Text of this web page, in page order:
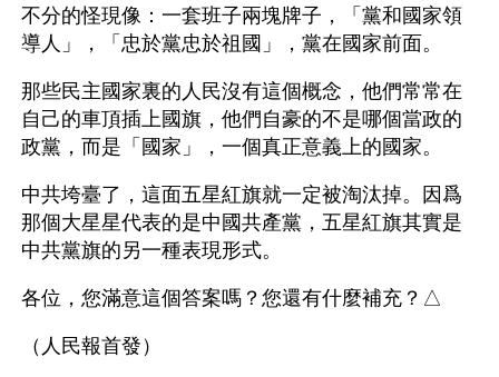
不分的怪現像：一套班子兩塊牌子，「黨和國家領
導人」，「忠於黨忠於祖國」，黨在國家前面。
那些民主國家裏的人民沒有這個概念，他們常常在
自己的車頂插上國旗，他們自豪的不是哪個當政的
政黨，而是「國家」，一個真正意義上的國家。
中共垮臺了，這面五星紅旗就一定被淘汰掉。因爲
那個大星星代表的是中國共產黨，五星紅旗其實是
中共黨旗的另一種表現形式。
各位，您滿意這個答案嗎？您還有什麼補充？△